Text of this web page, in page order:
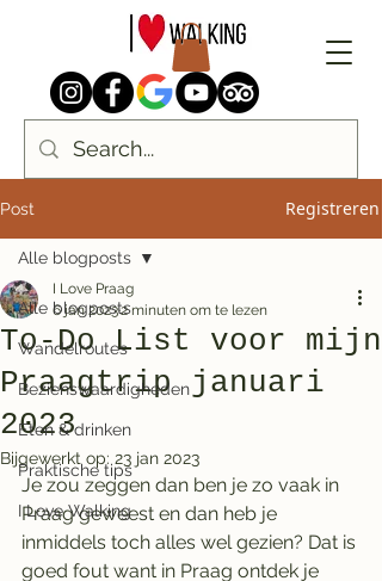
Post Registreren
Alle blogposts
Wandelroutes
Bezienswaardigheden
Eten & drinken
Praktische tips
I Love Walking
Alle blogposts
To-Do List voor mijn
Praagtrip januari
2023
I Love Praag
6 jan 20232 minuten om te lezen
Bijgewerkt op: 23 jan 2023
Je zou zeggen dan ben je zo vaak in
Praag geweest en dan heb je
inmiddels toch alles wel gezien? Dat is
goed fout want in Praag ontdek je